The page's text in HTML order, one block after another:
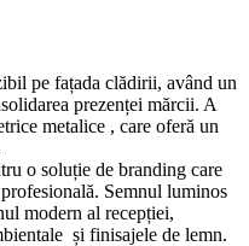
pe fațada clădirii, având un
prezenței mărcii. A
metalice , care oferă un
o soluție de branding care
Semnul luminos
modern al recepției,
și finisajele de lemn.